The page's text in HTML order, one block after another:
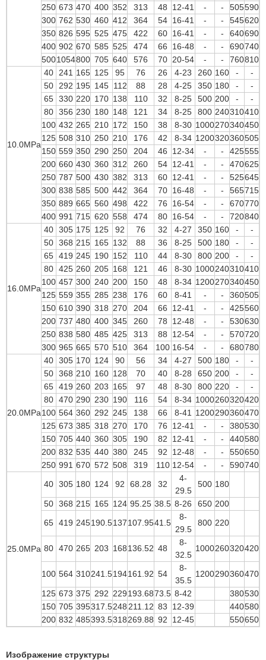
250 673 470 400 352 313 48 12-41 - - 505590
300 762 530 460 412 364 54 16-41 - - 545620
350 826 595 525 475 422 60 16-41 - - 640690
400 902 670 585 525 474 66 16-48 - - 690740
5001054800 705 640 576 70 20-54 - - 760810
10.0MPa
40 241 165 125 95 76 26 4-23 260 160 -
-
50
292 195 145 112 88 28 4-25 350 180 -
-
65 330 220 170 138 110 32 8-25 500 200 -
-
80 356 230 180 148 121 34 8-25 800 240310410
100 432 265 210 172 150 38 8-30 1000270340450
125 508 310 250 210 176 42 8-34 1200320360505
150 559 350 290 250 204 46 12-34 - - 425555
200 660 430 360 312 260 54 12-41 - - 470625
250 787 500 430 382 313 60 12-41 - - 525645
300 838 585 500 442 364 70 16-48 - - 565715
350 889 665 560 498 422 76 16-54 - - 670770
400 991 715 620 558 474 80 16-54 - - 720840
16.0MPa
40 305 175 125 92 76 32 4-27 350 160 -
-
50 368 215 165 132 88 36 8-25 500 180 -
-
65 419 245 190 152 110 44 8-30 800 200 -
-
80 425 260 205 168 121 46 8-30 1000240310410
100 457 300 240 200 150 48 8-34 1200270340450
125 559 355 285 238 176 60 8-41 - - 360505
150 610 390 318 270 204 66 12-41 - - 425560
200 737 480 400 345 260 78 12-48 - - 530630
250 838 580 485 425 313 88 12-54 - - 570720
300 965 665 570 510 364 100 16-54 - - 680780
20.0MPa
40 305 170 124 90 56 34 4-27 500 180 -
-
50 368 210 160 128 70 40 8-28 650 200 -
-
65 419 260 203 165 97 48 8-30 800 220 -
-
80 470 290 230 190 116 54 8-34 1000260320420
100 564 360 292 245 138 66 8-41 1200290360470
125 673 385 318 270 170 76 12-41 - - 380530
150 705 440 360 305 190 82 12-41 - - 440580
200 832 535 440 380 245 92 12-48 - - 550650
250 991 670 572 508 319 110 12-54 - - 590740
25.0MPa
40 305 180 124 92 68.28 32
4-
29.5
500 180
50 368 215 165 124 95.25 38.5 8-26 650 200
65 419 245190.5137107.9541.5
8-
29.5
800 220
80 470 265 203 168136.52 48
8-
32.5
1000260320420
100 564 310241.5194161.92 54
8-
35.5
1200290360470
125 673 375 292 229193.6873.5 8-42 380530
150 705 395317.5248 211.12 83 12-39 440580
200 832 485393.5318269.88 92 12-45 550650
Изображение структуры